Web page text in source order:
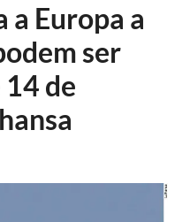
a Europa a
ser
de